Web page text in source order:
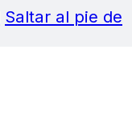
Saltar al pie de